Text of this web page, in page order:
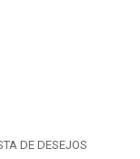
DE DESEJOS